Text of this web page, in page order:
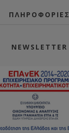
ΠΛΗΡΟΦΟΡΙΕΣ
NEWSLETTER